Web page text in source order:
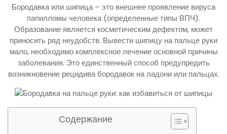
Бородавка или шипица – это внешнее проявление вируса
папилломы человека (определенные типы ВПЧ).
Образование является косметическим дефектом, может
приносить ряд неудобств. Вывести шипицу на пальце руки
мало, необходимо комплексное лечение основной причины
заболевания. Это единственный способ предупредить
возникновение рецидива бородавок на ладони или пальцах.
Содержание